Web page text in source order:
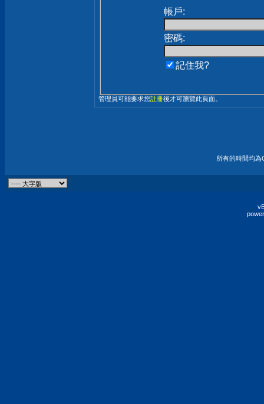
帳戶:
密碼:
記住我?
管理員可能要求您註冊後才可瀏覽此頁面。
所有的時間均為